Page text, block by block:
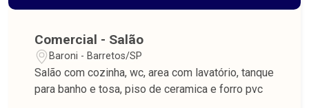
Comercial - Salão
Baroni - Barretos/SP
Salão com cozinha, wc, area com lavatório, tanque
para banho e tosa, piso de ceramica e forro pvc